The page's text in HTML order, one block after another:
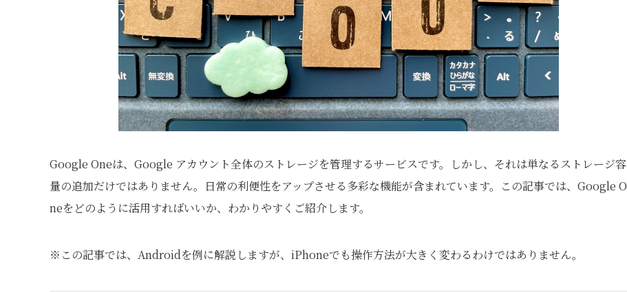
Google Oneは、Google アカウント全体のストレージを管理するサービスです。しかし、それは単なるストレージ容
量の追加だけではありません。日常の利便性をアップさせる多彩な機能が含まれています。この記事では、Google O
neをどのように活用すればいいか、わかりやすくご紹介します。
※この記事では、Androidを例に解説しますが、iPhoneでも操作方法が大きく変わるわけではありません。